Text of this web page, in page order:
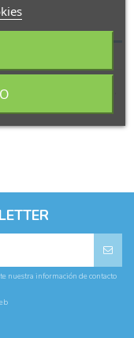
ocasiones como bodas,
propuesta, desfile,
nuestra información de contacto